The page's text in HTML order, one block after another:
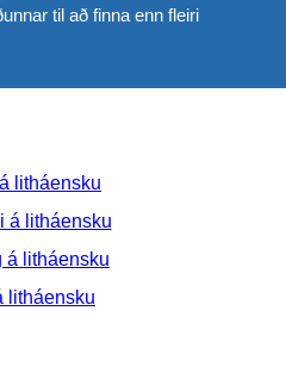
til að finna enn fleiri
litháensku
á litháensku
á litháensku
litháensku